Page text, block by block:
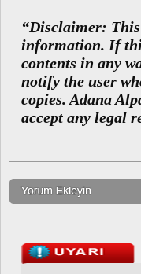
“Disclaimer: T
information. If
contents in any
notify the user
copies. Adana
accept any legal